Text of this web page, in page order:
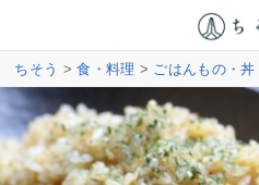
ちそう >食・料理 > ごはんもの・丼